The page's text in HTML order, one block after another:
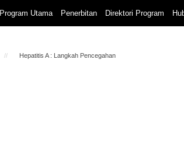
Program Utama Penerbitan Direktori Program
Hepatitis A : Langkah Pencegahan